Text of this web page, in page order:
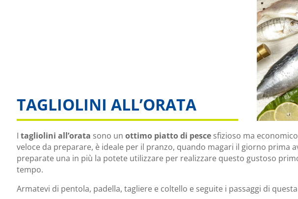
TAGLIOLINI ALL’ORATA
I tagliolini all’orata sono un ottimo piatto di pescesfizioso ma
veloce da preparare, è ideale per il pranzo, quando magari il giorno prima
preparate una in più la potete utilizzare per realizzare questo gustoso
tempo.
Armatevi di pentola, padella, tagliere e coltello e seguite i passaggi di